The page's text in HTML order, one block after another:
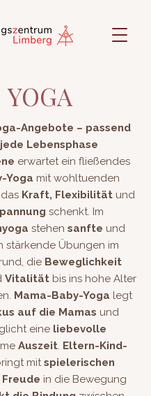
YOGA
Angebote – passend
Lebensphase
erwartet ein fließendes
Yoga mit wohltuenden
Kraft, Flexibilität und
schenkt. Im
stehen sanfte und
stärkende Übungen im
die Beweglichkeit
Vitalität bis ins hohe Alter
Mama-Baby-Yoga legt
auf die Mamas und
eine liebevolle
Auszeit. Eltern-Kind-
mitspielerischen
Freude in die Bewegung